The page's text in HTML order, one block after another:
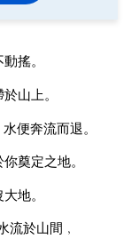
搖。
山上。
便奔流而退。
奠定之地。
地。
流於山間﹐